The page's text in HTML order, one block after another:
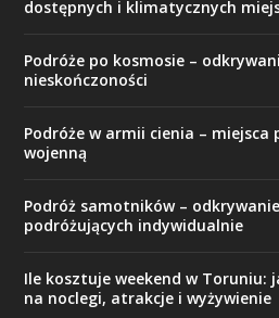
dostępnych i klimatycznych
Podróże po kosmosie –
nieskończoności
Podróże w armii cienia –
wojenną
Podróż samotników –
podróżujących indywidualnie
Ile kosztuje weekend w Toruniu:
na noclegi, atrakcje i wyżywienie